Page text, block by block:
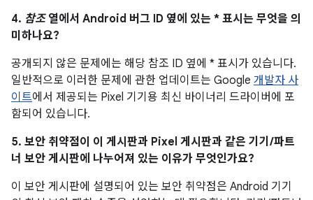
4. 참조열에서 Android 버그 ID 옆에 있는 * 표시는 무엇을 의
미하나요?
공개되지 않은 문제에는 해당 참조 ID 옆에 * 표시가 있습니다.
일반적으로 이러한 문제에 관한 업데이트는 Google 개발자 사
이트에서 제공되는 Pixel 기기용 최신 바이너리 드라이버에 포
함되어 있습니다.
5. 보안 취약점이 이 게시판과 Pixel 게시판과 같은 기기/파트
너 보안 게시판에 나누어져 있는 이유가 무엇인가요?
이 보안 게시판에 설명되어 있는 보안 취약점은 Android 기기